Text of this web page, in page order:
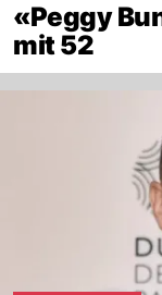
«Peggy
mit 52